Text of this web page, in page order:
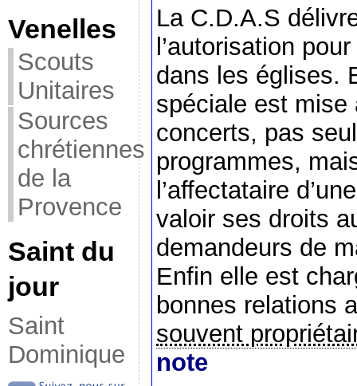
Venelles
Scouts
Unitaires
Sources
chrétiennes
de la
Provence
Saint du
jour
Saint
Dominique
La C.D.A.S
l’autorisation
dans les églises.
spéciale est mise
concerts, pas
programmes,
l’affectataire
valoir ses droits
demandeurs de
Enfin elle est
bonnes relations
souvent
note